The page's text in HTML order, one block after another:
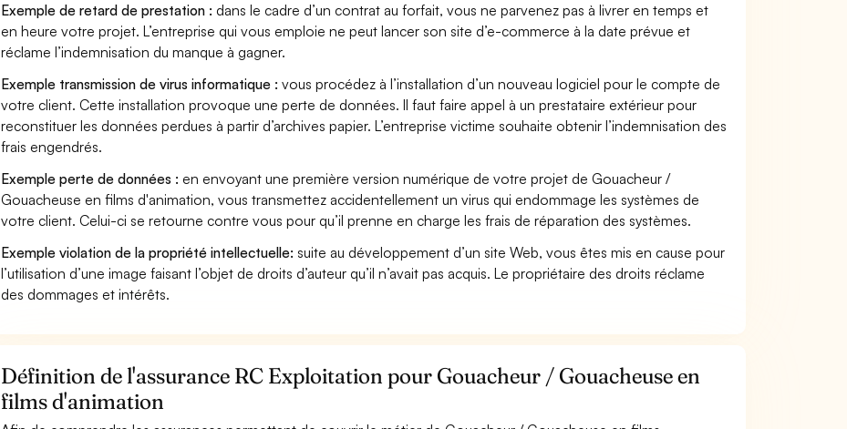
Exemple de retard de prestation : dans le cadre d’un contrat au forfait, vous ne parvenez pas à livrer en temps et
en heure votre projet. L’entreprise qui vous emploie ne peut lancer son site d’e-commerce à la date prévue et
réclame l’indemnisation du manque à gagner.
Exemple transmission de virus informatique : vous procédez à l’installation d’un nouveau logiciel pour le compte de
votre client. Cette installation provoque une perte de données. Il faut faire appel à un prestataire extérieur pour
reconstituer les données perdues à partir d’archives papier. L’entreprise victime souhaite obtenir l’indemnisation des
frais engendrés.
Exemple perte de données : en envoyant une première version numérique de votre projet de Gouacheur /
Gouacheuse en films d'animation, vous transmettez accidentellement un virus qui endommage les systèmes de
votre client. Celui-ci se retourne contre vous pour qu’il prenne en charge les frais de réparation des systèmes.
Exemple violation de la propriété intellectuelle: suite au développement d’un site Web, vous êtes mis en cause pour
l’utilisation d’une image faisant l’objet de droits d’auteur qu’il n’avait pas acquis. Le propriétaire des droits réclame
des dommages et intérêts.
Définition de l'assurance RC Exploitation pour Gouacheur / Gouacheuse en
films d'animation